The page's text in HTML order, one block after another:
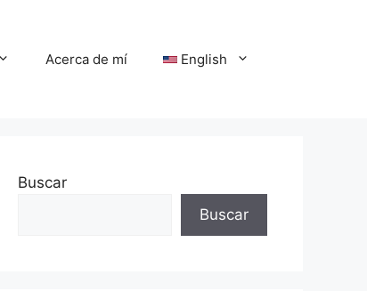
Acerca de mí English
Buscar
Buscar